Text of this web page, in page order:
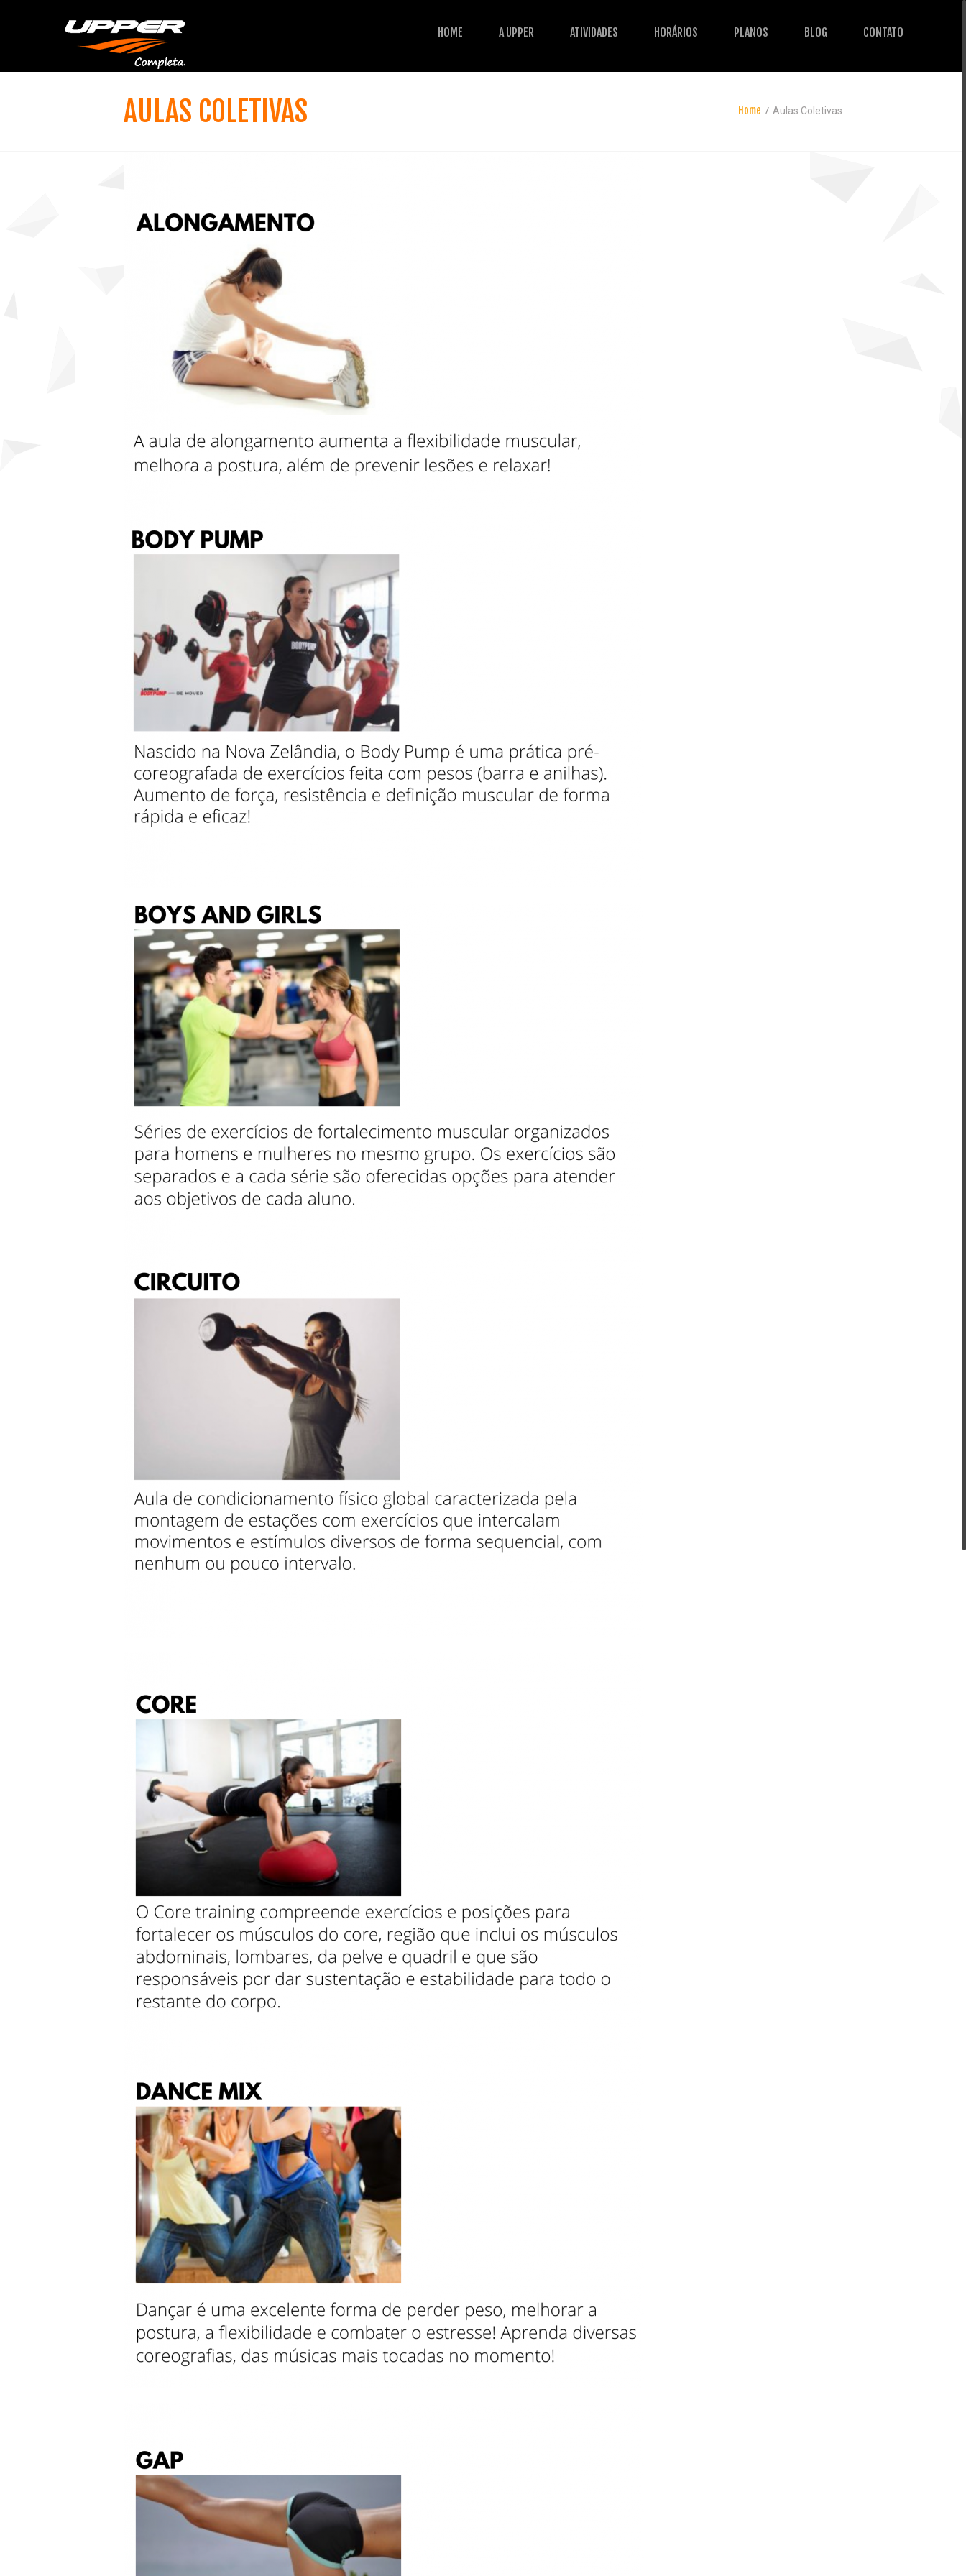
HOME A UPPER ATIVIDADES HORÁRIOS PLANOS BLOG CONTATO
AULAS COLETIVAS Home Aulas Coletivas